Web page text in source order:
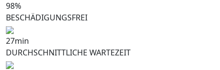
98%
BESCHÄDIGUNGSFREI
27min
DURCHSCHNITTLICHE WARTEZEIT